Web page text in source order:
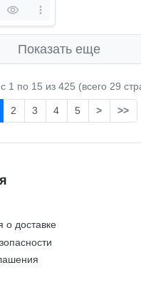
Показать еще
1 по 15 из 425 (всего 29
2 3 4 5 > >>
доставке